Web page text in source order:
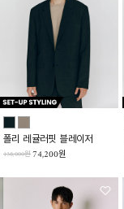
폴리 레귤러핏 블레이저
138,000원74,200원